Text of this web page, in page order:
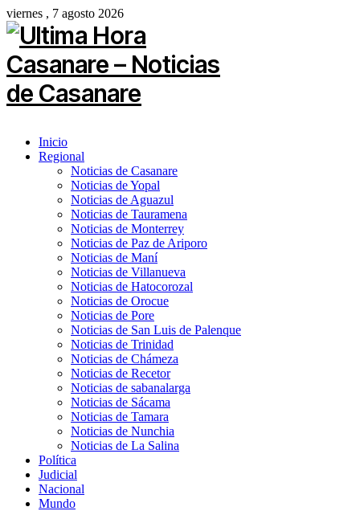
viernes , 7 agosto 2026
Inicio
Regional
Noticias de Casanare
Noticias de Yopal
Noticias de Aguazul
Noticias de Tauramena
Noticias de Monterrey
Noticias de Paz de Ariporo
Noticias de Maní
Noticias de Villanueva
Noticias de Hatocorozal
Noticias de Orocue
Noticias de Pore
Noticias de San Luis de Palenque
Noticias de Trinidad
Noticias de Chámeza
Noticias de Recetor
Noticias de sabanalarga
Noticias de Sácama
Noticias de Tamara
Noticias de Nunchia
Noticias de La Salina
Política
Judicial
Nacional
Mundo